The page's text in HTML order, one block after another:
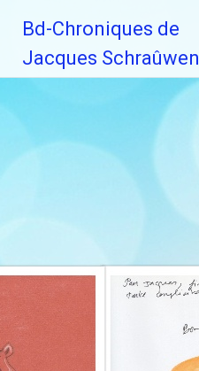
contenu
principal
Bd-Chroniques de
Jacques Schraûwen